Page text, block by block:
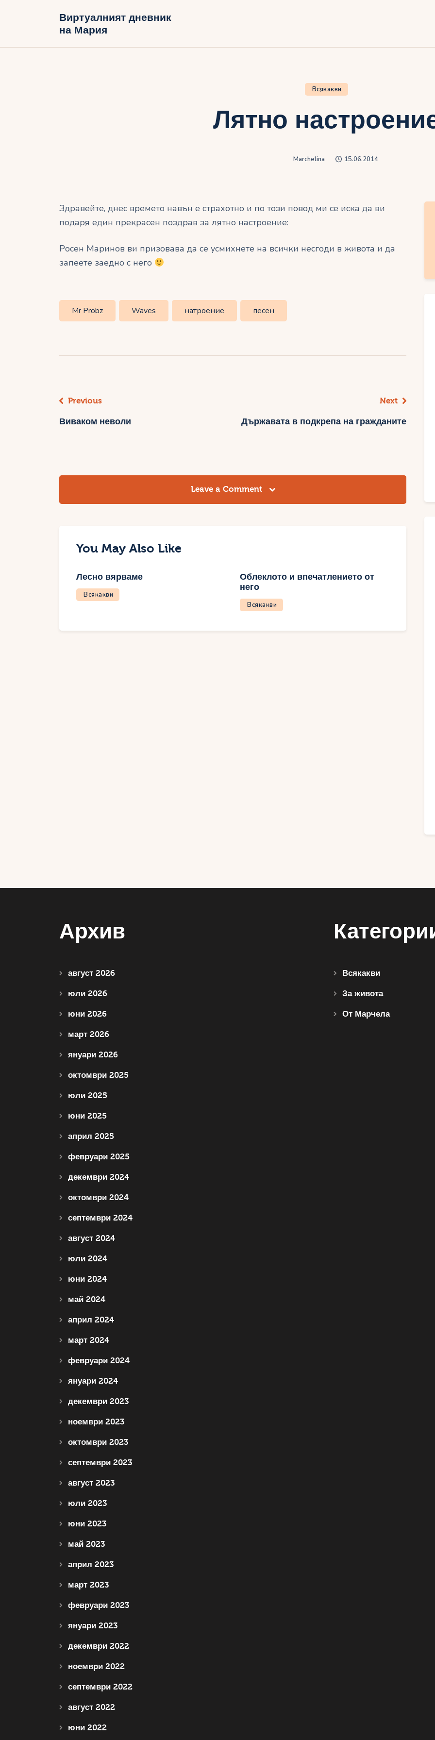
Виртуалният дневник
на Мария
Виртуалният дневник на
Всякакви
Лятно
Marchelina 15.06.2014
Здравейте, днес времето навън е страхотно и по този повод ми се иска да ви
подаря един прекрасен поздрав за лятно настроение:
Росен Маринов ви призовава да се усмихнете на всички несгоди в живота и да
запеете заедно с него
Mr Probz Waves натроение песен
Навигация
Previous
Виваком неволи
Next
Държавата в подкрепа на гражданите
Leave a Comment
You May Also Like
Лесно вярваме
Всякакви
Облеклото и впечатлението от
него
Всякакви
Архив
август 2026
юли 2026
юни 2026
март 2026
януари 2026
октомври 2025
юли 2025
юни 2025
април 2025
февруари 2025
декември 2024
октомври 2024
септември 2024
август 2024
юли 2024
юни 2024
май 2024
април 2024
март 2024
февруари 2024
януари 2024
декември 2023
ноември 2023
октомври 2023
септември 2023
август 2023
юли 2023
юни 2023
май 2023
април 2023
март 2023
февруари 2023
януари 2023
декември 2022
ноември 2022
септември 2022
август 2022
юни 2022
Всякакви
За живота
От Марчела